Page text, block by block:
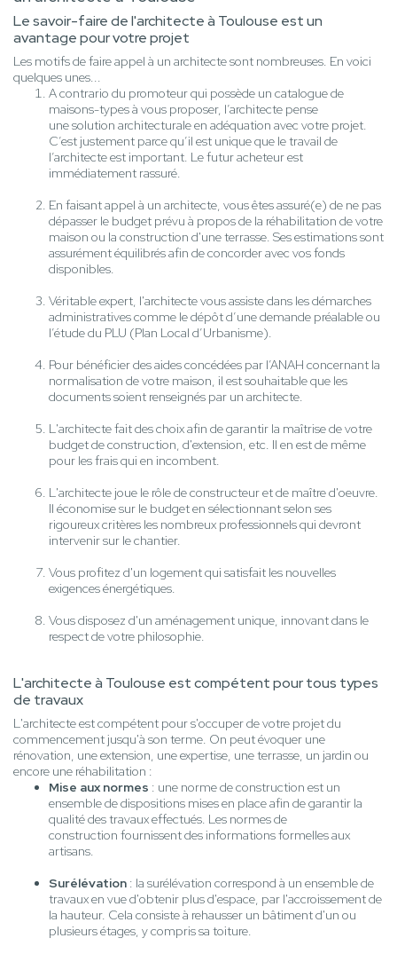
Le savoir-faire de l'architecte à Toulouse est un
avantage pour votre projet
Les motifs de faire appel à un architecte sont nombreuses. En voici
quelques unes...
A contrario du promoteur qui possède un catalogue de
maisons-types à vous proposer, l’architecte pense
une solution architecturale en adéquation avec votre projet.
C’est justement parce qu’il est unique que le travail de
l’architecte est important. Le futur acheteur est
immédiatement rassuré.
En faisant appel à un architecte, vous êtes assuré(e) de ne pas
dépasser le budget prévu à propos de la réhabilitation de votre
maison ou la construction d'une terrasse. Ses estimations sont
assurément équilibrés afin de concorder avec vos fonds
disponibles.
Véritable expert, l'architecte vous assiste dans les démarches
administratives comme le dépôt d’une demande préalable ou
l’étude du PLU (Plan Local d’Urbanisme).
Pour bénéficier des aides concédées par l’ANAH concernant la
normalisation de votre maison, il est souhaitable que les
documents soient renseignés par un architecte.
L'architecte fait des choix afin de garantir la maîtrise de votre
budget de construction, d'extension, etc. Il en est de même
pour les frais qui en incombent.
L'architecte joue le rôle de constructeur et de maître d'oeuvre.
Il économise sur le budget en sélectionnant selon ses
rigoureux critères les nombreux professionnels qui devront
intervenir sur le chantier.
Vous profitez d'un logement qui satisfait les nouvelles
exigences énergétiques.
Vous disposez d'un aménagement unique, innovant dans le
respect de votre philosophie.
L'architecte à Toulouse est compétent pour tous types
de travaux
L'architecte est compétent pour s'occuper de votre projet du
commencement jusqu'à son terme. On peut évoquer une
rénovation, une extension, une expertise, une terrasse, un jardin ou
encore une réhabilitation :
Mise aux normes : une norme de construction est un
ensemble de dispositions mises en place afin de garantir la
qualité des travaux effectués. Les normes de
construction fournissent des informations formelles aux
artisans.
Surélévation : la surélévation correspond à un ensemble de
travaux en vue d'obtenir plus d'espace, par l'accroissement de
la hauteur. Cela consiste à rehausser un bâtiment d'un ou
plusieurs étages, y compris sa toiture.